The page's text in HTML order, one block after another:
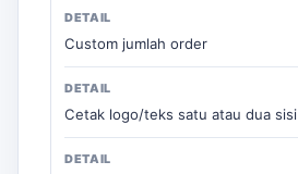
Custom jumlah order
Cetak logo/teks satu atau dua sisi